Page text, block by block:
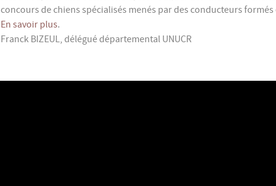
concours de chiens spécialisés menés par des conducteurs
En savoir plus.
Franck BIZEUL, délégué départemental UNUCR